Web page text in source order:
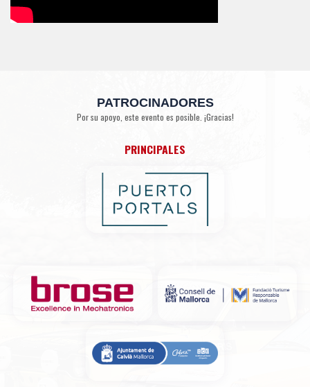
PATROCINADORES
Por su apoyo, este evento es posible. ¡Gracias!
PRINCIPALES